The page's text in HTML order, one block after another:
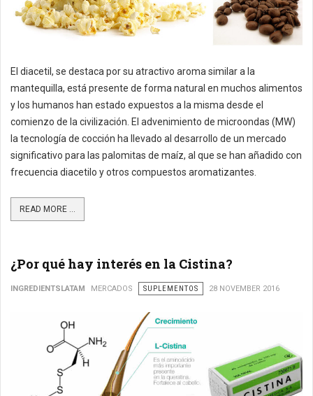
El diacetil, se destaca por su atractivo aroma similar a la
mantequilla, está presente de forma natural en muchos alimentos
y los humanos han estado expuestos a la misma desde el
comienzo de la civilización. El advenimiento de microondas (MW)
la tecnología de cocción ha llevado al desarrollo de un mercado
significativo para las palomitas de maíz, al que se han añadido con
frecuencia diacetilo y otros compuestos aromatizantes.
READ MORE ...
¿Por qué hay interés en la Cistina?
INGREDIENTSLATAM MERCADOS SUPLEMENTOS 28 NOVEMBER 2016